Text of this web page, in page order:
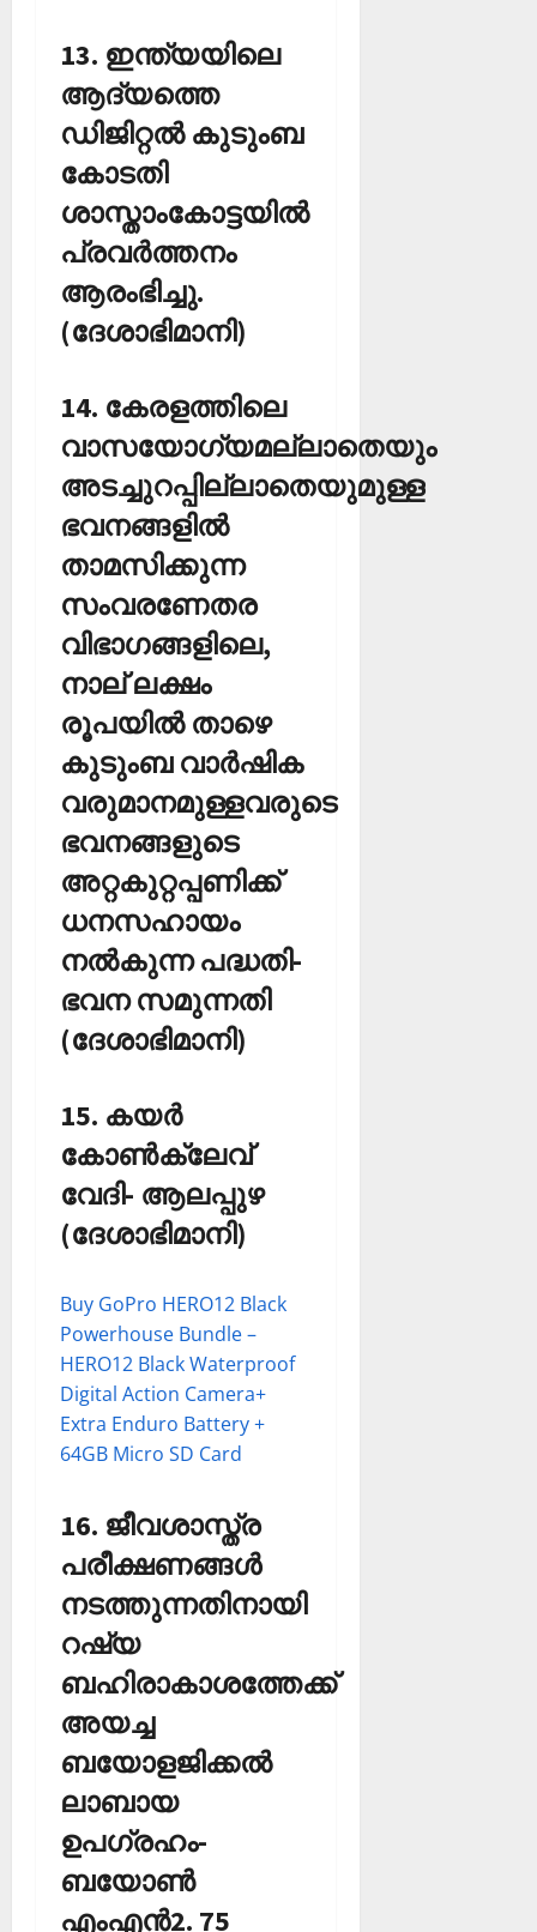
13. ഇന്ത്യയിലെ
ആദ്യത്തെ
ഡിജിറ്റല്‍ കുടുംബ
കോടതി
ശാസ്താംകോട്ടയില്‍
പ്രവര്‍ത്തനം
ആരംഭിച്ചു.
(ദേശാഭിമാനി)
14. കേരളത്തിലെ
വാസയോഗ്യമല്ലാതെയും
അടച്ചുറപ്പില്ലാതെയുമുള്ള
ഭവനങ്ങളില്‍
താമസിക്കുന്ന
സംവരണേതര
വിഭാഗങ്ങളിലെ,
നാല് ലക്ഷം
രൂപയില്‍ താഴെ
കുടുംബ വാര്‍ഷിക
വരുമാനമുള്ളവരുടെ
ഭവനങ്ങളുടെ
അറ്റകുറ്റപ്പണിക്ക്
ധനസഹായം
നല്‍കുന്ന പദ്ധതി-
ഭവന സമുന്നതി
(ദേശാഭിമാനി)
15. കയര്‍
കോണ്‍ക്ലേവ്
വേദി- ആലപ്പുഴ
(ദേശാഭിമാനി)
Buy GoPro HERO12 Black
Powerhouse Bundle –
HERO12 Black Waterproof
Digital Action Camera+
Extra Enduro Battery +
64GB Micro SD Card
16. ജീവശാസ്ത്ര
പരീക്ഷണങ്ങള്‍
നടത്തുന്നതിനായി
റഷ്യ
ബഹിരാകാശത്തേക്ക്
അയച്ച
ബയോളജിക്കല്‍
ലാബായ
ഉപഗ്രഹം-
ബയോണ്‍
എംഎന്‍2. 75